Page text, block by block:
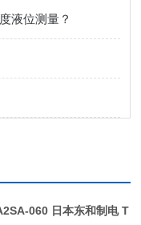
液位测量？
060 日本东和制电 T